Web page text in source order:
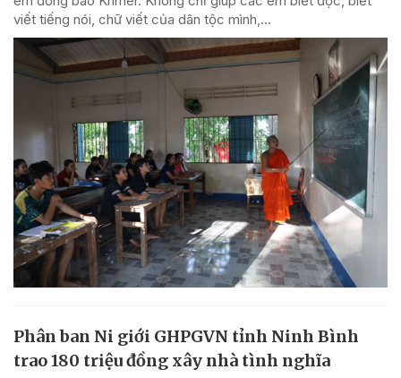
viết tiếng nói, chữ viết của dân tộc mình,...
Phân ban Ni giới GHPGVN tỉnh Ninh Bình
trao 180 triệu đồng xây nhà tình nghĩa